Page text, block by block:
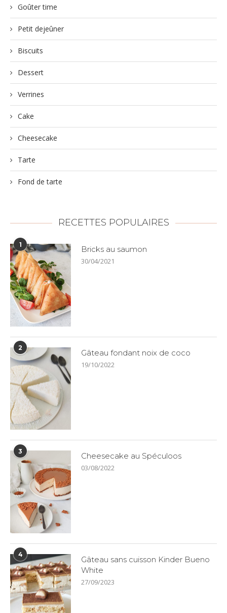
Goûter time
Petit dejeûner
Biscuits
Dessert
Verrines
Cake
Cheesecake
Tarte
Fond de tarte
RECETTES POPULAIRES
1
Bricks au saumon
30/04/2021
2
Gâteau fondant noix de coco
19/10/2022
3
Cheesecake au Spéculoos
03/08/2022
4
Gâteau sans cuisson Kinder Bueno
White
27/09/2023